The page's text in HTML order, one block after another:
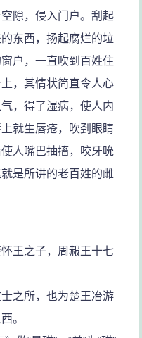
隙，侵入门户。刮起
东西，扬起腐烂的垃
户，一直吹到百姓住
，其情状简直令人心
，得了湿病，使人内
就生唇疮，吹刭眼睛
人嘴巴抽搐，咬牙吮
是所讲的老百姓的雌
王之子，周赧王十七
之所，也为楚王冶游
。